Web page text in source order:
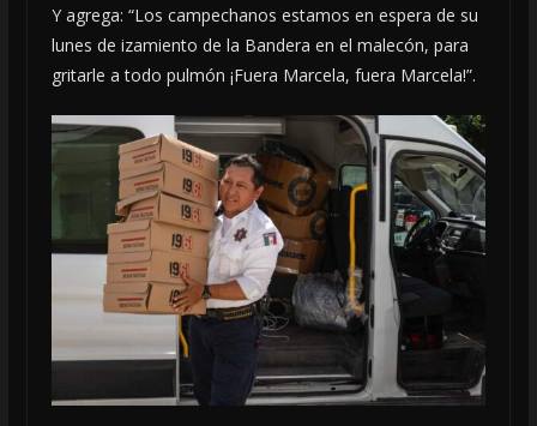
Y agrega: “Los campechanos estamos en espera de su
lunes de izamiento de la Bandera en el malecón, para
gritarle a todo pulmón ¡Fuera Marcela, fuera Marcela!”.